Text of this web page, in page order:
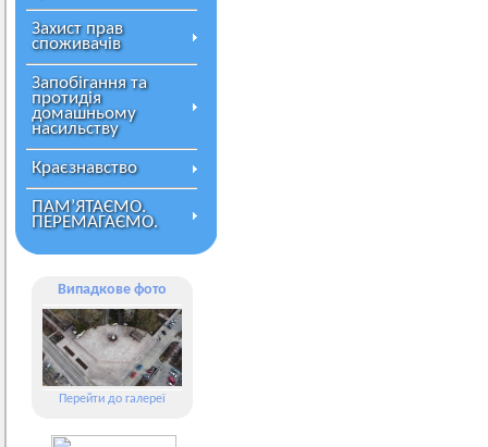
Захист прав
споживачів
Запобігання та
протидія
домашньому
насильству
Краєзнавство
ПАМ’ЯТАЄМО.
ПЕРЕМАГАЄМО.
Випадкове фото
Перейти до галереї